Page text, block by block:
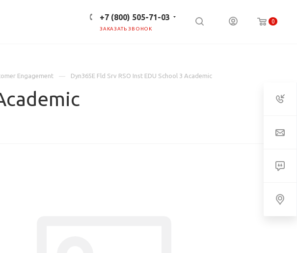
0
+7 (800) 505-71-03
ЗАКАЗАТЬ ЗВОНОК
Engagement Dyn365E Fld Srv RSO Inst EDU School 3 Academic